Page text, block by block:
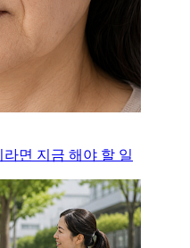
면 지금 해야 할 일